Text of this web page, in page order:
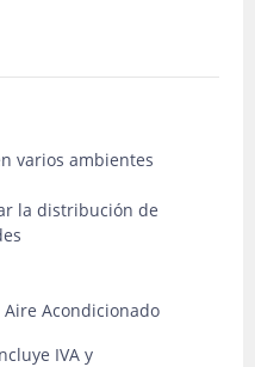
varios ambientes
la distribución de
Acondicionado
IVA y